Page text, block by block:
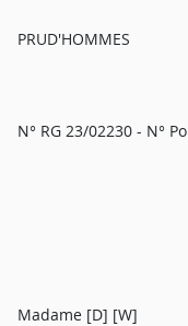
PRUD'HOMMES
N° RG 23/02230 - N°
Madame [D] [W]